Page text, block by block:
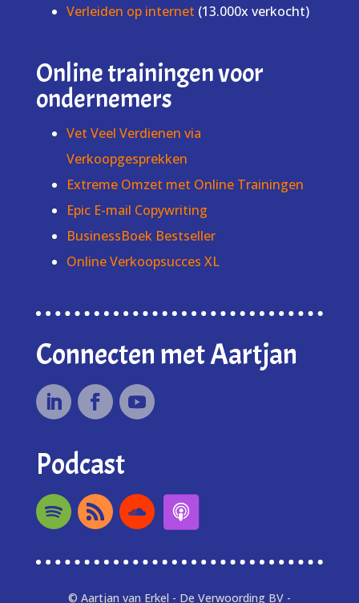
Verleiden op internet (13.000x verkocht)
Online trainingen voor
ondernemers
Vet Veel Verdienen via
Verkoopgesprekken
Extreme Omzet met Online Trainingen
Epic E-mail Copywriting
BusinessBoek Bestseller
Online Verkoopsucces XL
Connecten met Aartjan
Podcast
© Aartjan van Erkel - De Verwoording BV -